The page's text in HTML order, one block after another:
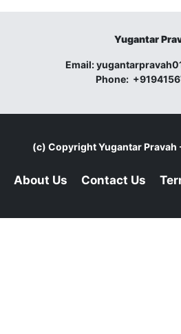
Yugantar
Email:
Phone:
(c) CopyrightYugantar Pravah
About Us Contact Us